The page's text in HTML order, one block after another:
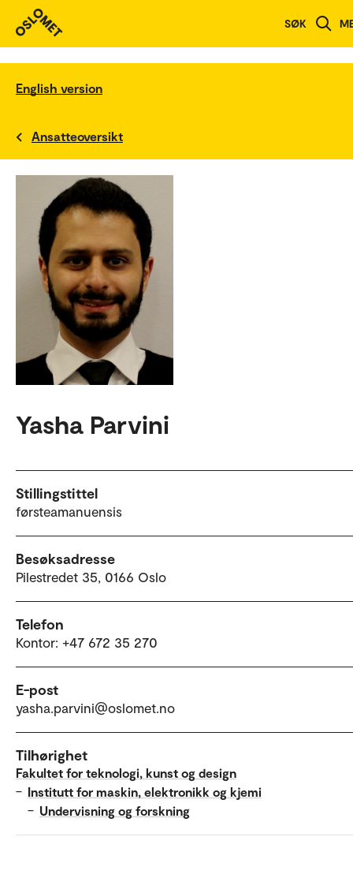
SØK
English version
Ansatteoversikt
Yasha Parvini
Stillingstittel
førsteamanuensis
Besøksadresse
Pilestredet 35, 0166 Oslo
Telefon
Kontor: +47 672 35 270
E-post
yasha.parvini@oslomet.no
Tilhørighet
Fakultet for teknologi, kunst og design
– Institutt for maskin, elektronikk og kjemi
– Undervisning og forskning